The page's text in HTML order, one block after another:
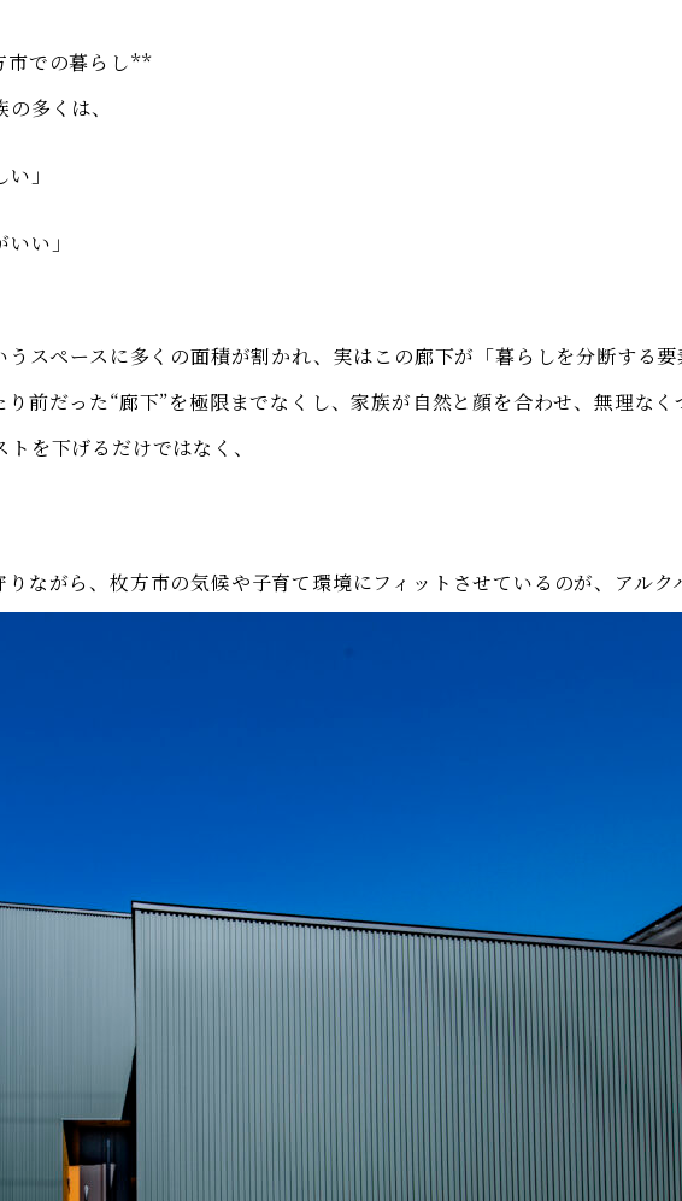
での暮らし**
多くは、
」
い」
うスペースに多くの面積が割かれ、実はこの廊下が「暮らしを分断する
前だった“廊下”を極限までなくし、家族が自然と顔を合わせ、無理な
を下げるだけではなく、
りながら、枚方市の気候や子育て環境にフィットさせているのが、アル